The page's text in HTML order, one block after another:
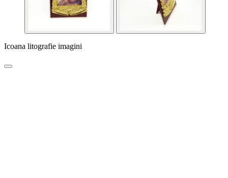
Icoana litografie imagini